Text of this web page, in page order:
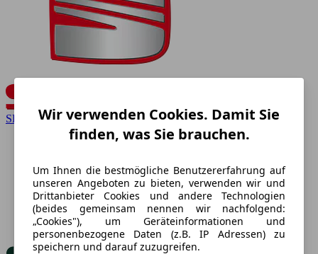
SEAT
Wir verwenden Cookies. Damit Sie
finden, was Sie brauchen.
Um Ihnen die bestmögliche Benutzererfahrung auf
unseren Angeboten zu bieten, verwenden wir und
Drittanbieter Cookies und andere Technologien
(beides gemeinsam nennen wir nachfolgend:
„Cookies"), um Geräteinformationen und
personenbezogene Daten (z.B. IP Adressen) zu
speichern und darauf zuzugreifen.